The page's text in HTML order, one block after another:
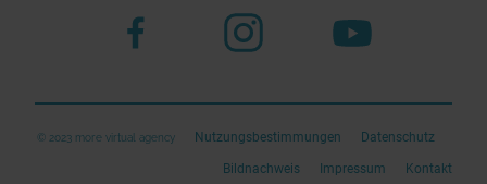
© 2023 more virtual agency Nutzungsbestimmungen Datenschutz
Bildnachweis Impressum Kontakt